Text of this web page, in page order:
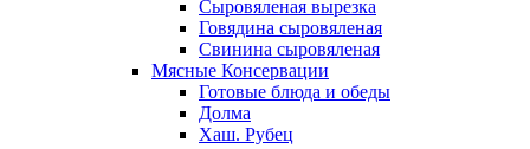
Сыровяленая вырезка
Говядина сыровяленая
Свинина сыровяленая
Мясные Консервации
Готовые блюда и обеды
Долма
Хаш. Рубец